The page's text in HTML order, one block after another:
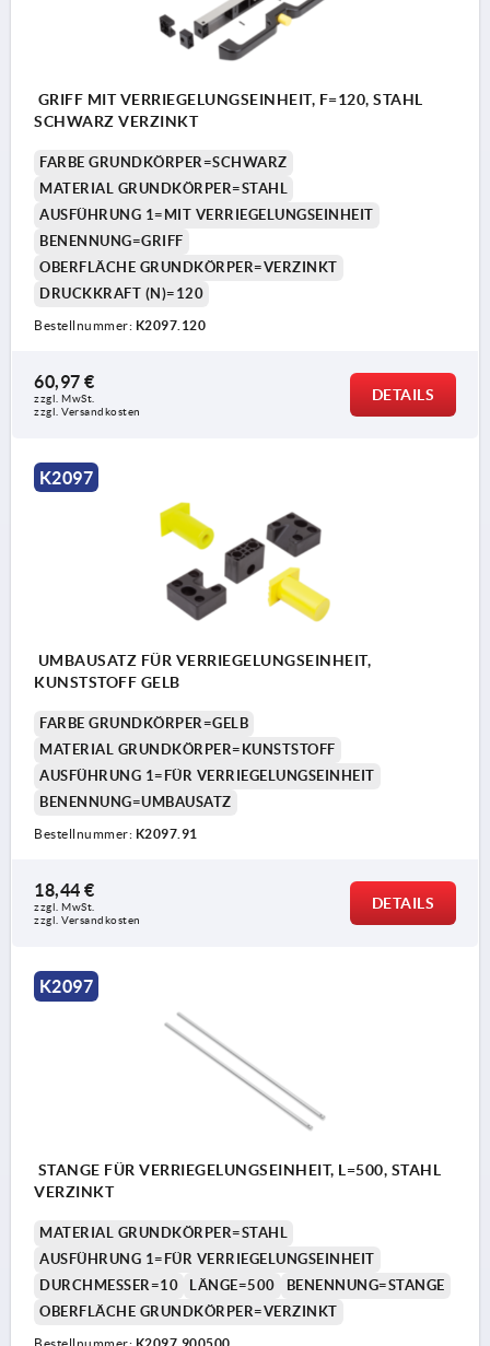
GRIFF MIT VERRIEGELUNGSEINHEIT, F=120, STAHL
SCHWARZ VERZINKT
FARBE GRUNDKÖRPER=SCHWARZ
MATERIAL GRUNDKÖRPER=STAHL
AUSFÜHRUNG 1=MIT VERRIEGELUNGSEINHEIT
BENENNUNG=GRIFF
OBERFLÄCHE GRUNDKÖRPER=VERZINKT
DRUCKKRAFT (N)=120
Bestellnummer: K2097.120
60,97 €
zzgl. MwSt.
zzgl. Versandkosten
DETAILS
K2097
UMBAUSATZ FÜR VERRIEGELUNGSEINHEIT,
KUNSTSTOFF GELB
FARBE GRUNDKÖRPER=GELB
MATERIAL GRUNDKÖRPER=KUNSTSTOFF
AUSFÜHRUNG 1=FÜR VERRIEGELUNGSEINHEIT
BENENNUNG=UMBAUSATZ
Bestellnummer: K2097.91
18,44 €
zzgl. MwSt.
zzgl. Versandkosten
DETAILS
K2097
STANGE FÜR VERRIEGELUNGSEINHEIT, L=500, STAHL
VERZINKT
MATERIAL GRUNDKÖRPER=STAHL
AUSFÜHRUNG 1=FÜR VERRIEGELUNGSEINHEIT
DURCHMESSER=10
LÄNGE=500
BENENNUNG=STANGE
OBERFLÄCHE GRUNDKÖRPER=VERZINKT
Bestellnummer: K2097.900500